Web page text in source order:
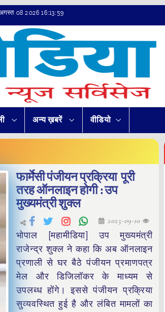
अगस्त 08 2026 16:14:00
अन्य ख़बरें वीडियो
फार्मेसी पंजीयन प्रक्रिया पूरी
तरह ऑनलाइन होगी : उप
मुख्यमंत्री शुक्ल
2025-09-10
भोपाल [महामीडिया] उप मुख्यमंत्री
राजेन्द्र शुक्ल ने कहा कि अब ऑनलाइन
प्रणाली से घर बैठे पंजीयन प्रमाणपत्र
मेल और डिजिलॉकर के माध्यम से
उपलब्ध होंगे। इससे पंजीयन प्रक्रिया
सुव्यवस्थित हुई है और लंबित मामलों का